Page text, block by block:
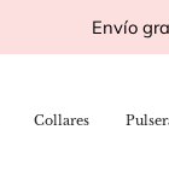
Envío
Collares